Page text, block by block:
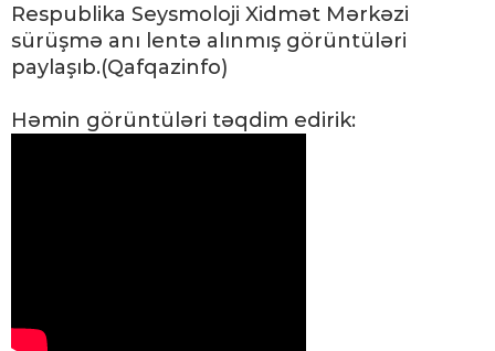
Respublika Seysmoloji Xidmət Mərkəzi
sürüşmə anı lentə alınmış görüntüləri
paylaşıb.(Qafqazinfo)
Həmin görüntüləri təqdim edirik: